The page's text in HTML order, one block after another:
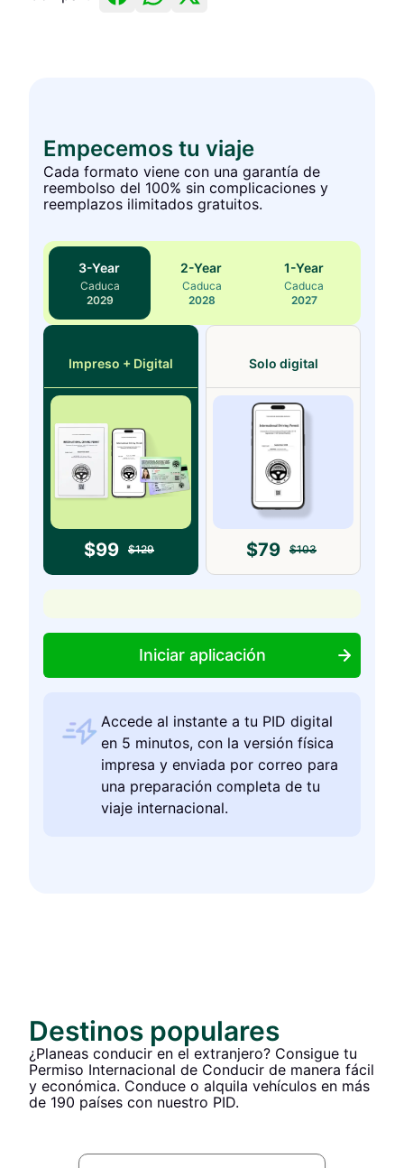
Empecemos tu viaje
Cada formato viene con una garantía de
reembolso del 100% sin complicaciones y
reemplazos ilimitados gratuitos.
3-Year
Caduca
2029
2-Year
Caduca
2028
1-Year
Caduca
2027
Impreso + Digital
$99 $129
Solo digital
$79 $103
Iniciar aplicación
Accede al instante a tu PID digital
en 5 minutos, con la versión física
impresa y enviada por correo para
una preparación completa de tu
viaje internacional.
Destinos populares
¿Planeas conducir en el extranjero? Consigue tu
Permiso Internacional de Conducir de manera fácil
y económica. Conduce o alquila vehículos en más
de 190 países con nuestro PID.